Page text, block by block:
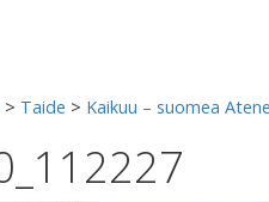
> Taide > Kaikuu – suomea